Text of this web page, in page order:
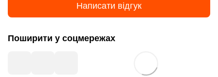
Написати відгук
Поширити у соцмережах